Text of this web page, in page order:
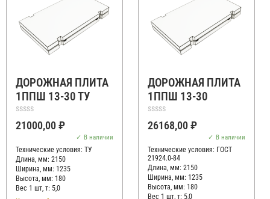
ДОРОЖНАЯ ПЛИТА
1ППШ 13-30 ТУ
Оценка
0
21000,00₽
В наличии
Технические условия: ТУ
Длина, мм: 2150
Ширина, мм: 1235
Высота, мм: 180
Вес 1 шт, т: 5,0
ДОРОЖНАЯ ПЛИТА
1ППШ 13-30
Оценка
0
26168,00₽
В наличии
Технические условия: ГОСТ
21924.0-84
Длина, мм: 2150
Ширина, мм: 1235
Высота, мм: 180
Вес 1 шт, т: 5,0